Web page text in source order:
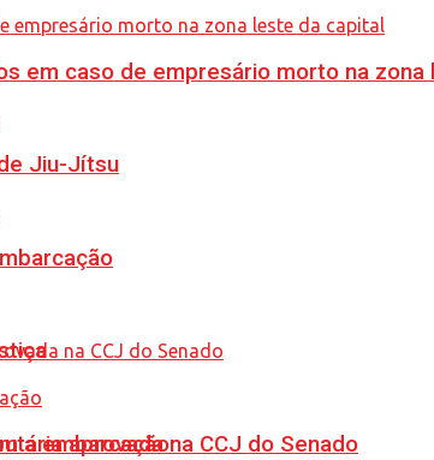
aprovada na CCJ do Senado
em caso de empresário morto na zona
Jiu-Jítsu
a embarcação